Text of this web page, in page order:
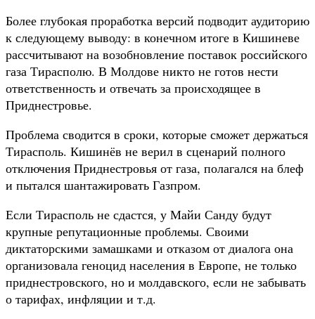
Более глубокая проработка версий подводит аудиторию
к следующему выводу: в конечном итоге в Кишиневе
рассчитывают на возобновление поставок российского
газа Тирасполю. В Молдове никто не готов нести
ответственность и отвечать за происходящее в
Приднестровье.
Проблема сводится в сроки, которые сможет держаться
Тирасполь. Кишинёв не верил в сценарий полного
отключения Приднестровья от газа, полагался на блеф
и пытался шантажировать Газпром.
Если Тирасполь не сдастся, у Майи Санду будут
крупные репутационные проблемы. Своими
диктаторскими замашками и отказом от диалога она
организовала геноцид населения в Европе, не только
приднестровского, но и молдавского, если не забывать
о тарифах, инфляции и т.д.